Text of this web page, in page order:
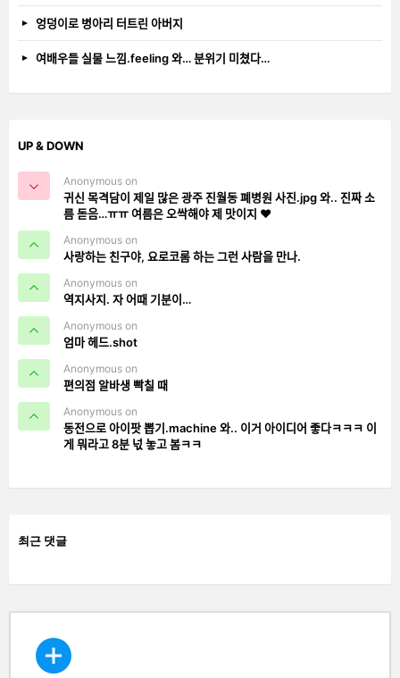
엉덩이로 병아리 터트린 아버지
여배우들 실물 느낌.feeling 와… 분위기 미쳤다…
UP & DOWN
Anonymous on
귀신 목격담이 제일 많은 광주 진월동 폐병원 사진.jpg 와.. 진짜 소
름 돋음…ㅠㅠ 여름은 오싹해야 제 맛이지 ❤️
Anonymous on
사랑하는 친구야, 요로코롬 하는 그런 사람을 만나.
Anonymous on
역지사지. 자 어때 기분이…
Anonymous on
엄마 헤드.shot
Anonymous on
편의점 알바생 빡칠 때
Anonymous on
동전으로 아이팟 뽑기.machine 와.. 이거 아이디어 좋다ㅋㅋㅋ 이
게 뭐라고 8분 넋 놓고 봄ㅋㅋ
최근 댓글